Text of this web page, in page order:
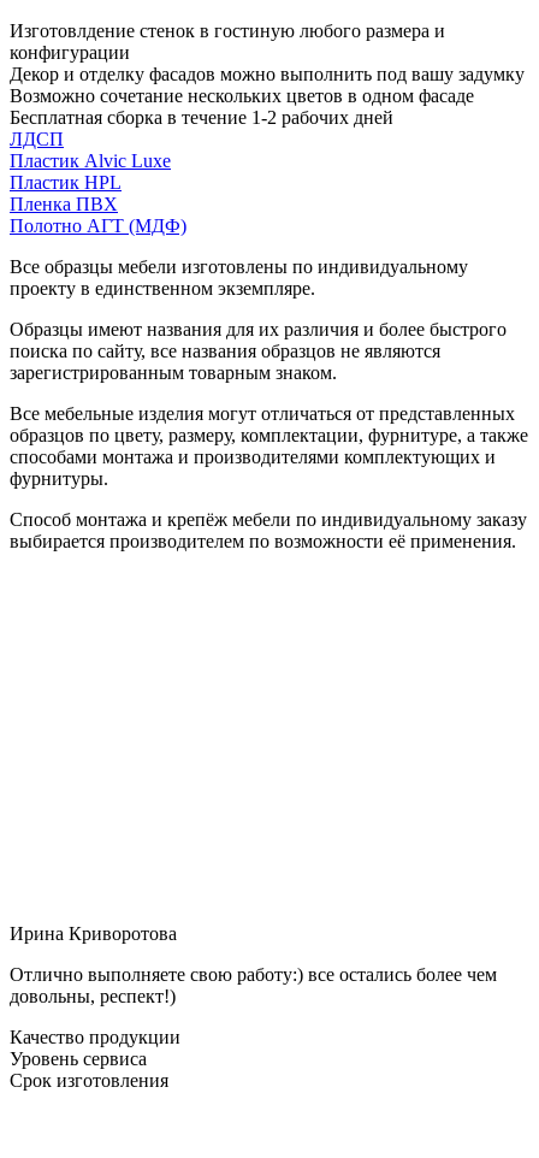
Изготовлдение стенок в гостиную любого размера и
конфигурации
Декор и отделку фасадов можно выполнить под вашу задумку
Возможно сочетание нескольких цветов в одном фасаде
Бесплатная сборка в течение 1-2 рабочих дней
ЛДСП
Пластик Alvic Luxe
Пластик HPL
Пленка ПВХ
Полотно АГТ (МДФ)
Все образцы мебели изготовлены по индивидуальному
проекту в единственном экземпляре.
Образцы имеют названия для их различия и более быстрого
поиска по сайту, все названия образцов не являются
зарегистрированным товарным знаком.
Все мебельные изделия могут отличаться от представленных
образцов по цвету, размеру, комплектации, фурнитуре, а также
способами монтажа и производителями комплектующих и
фурнитуры.
Способ монтажа и крепёж мебели по индивидуальному заказу
выбирается производителем по возможности её применения.
Ирина Криворотова
Отлично выполняете свою работу:) все остались более чем
довольны, респект!)
Качество продукции
Уровень сервиса
Срок изготовления